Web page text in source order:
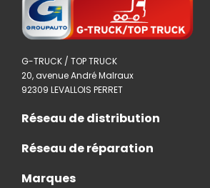
G-TRUCK / TOP TRUCK
20, avenue André Malraux
92309 LEVALLOIS PERRET
Réseau de distribution
Réseau de réparation
Marques